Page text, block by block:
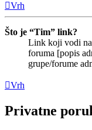
Vrh
Što je “Tim” link?
Link koji vodi na
foruma [popis
grupe/forume
Vrh
Privatne